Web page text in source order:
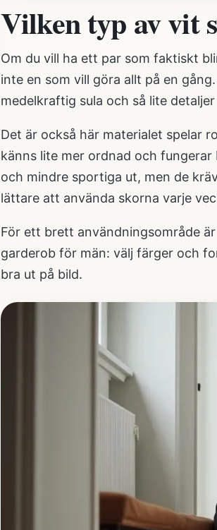
Vilken typ av vit
Om du vill ha ett par som faktiskt
inte en som vill göra allt på en
medelkraftig sula och så lite
Det är också här materialet spelar
känns lite mer ordnad och
och mindre sportiga ut, men de
lättare att använda skorna varje
För ett brett användningsområde
garderob för män: välj färger och
bra ut på bild.